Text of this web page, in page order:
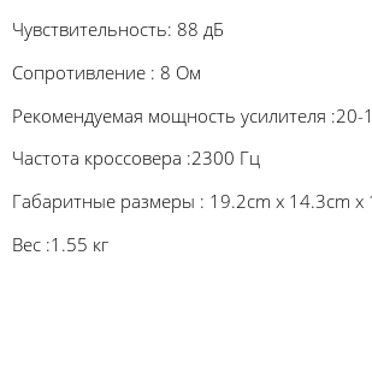
Чувствительность: 88 дБ
Сопротивление : 8 Ом
Рекомендуемая мощность усилителя :20-
Частота кроссовера :2300 Гц
Габаритные размеры : 19.2cm х 14.3cm х
Вес :1.55 кг